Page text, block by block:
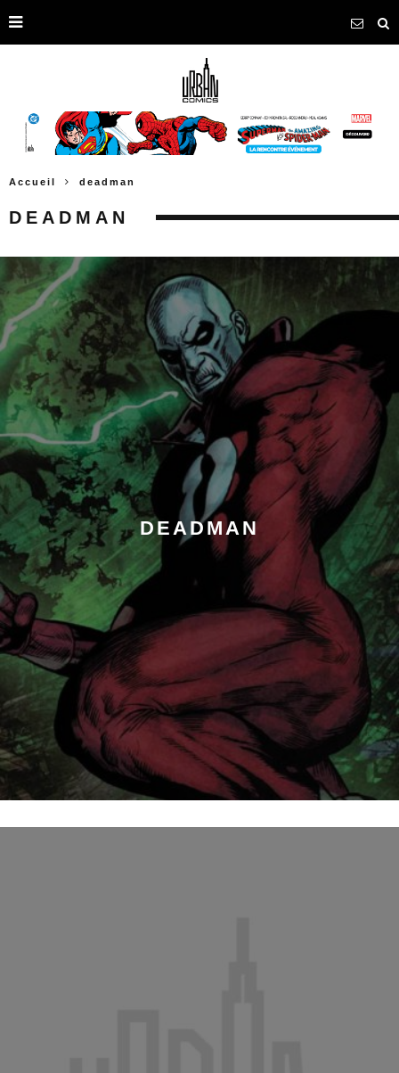
Accueil deadman
DEADMAN
DEADMAN